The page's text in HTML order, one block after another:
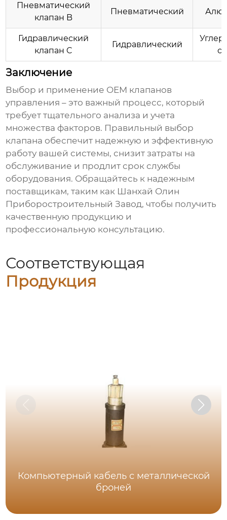
Пневматический
клапан B
Пневматический
Гидравлический
клапан C
Гидравлический
Заключение
Выбор и применение OEM клапанов
управления – это важный процесс, который
требует тщательного анализа и учета
множества факторов. Правильный выбор
клапана обеспечит надежную и эффективную
работу вашей системы, снизит затраты на
обслуживание и продлит срок службы
оборудования. Обращайтесь к надежным
поставщикам, таким как Шанхай Олин
Приборостроительный Завод, чтобы получить
качественную продукцию и
профессиональную консультацию.
Соответствующая
Продукция
Компьютерный кабель с металлической
броней